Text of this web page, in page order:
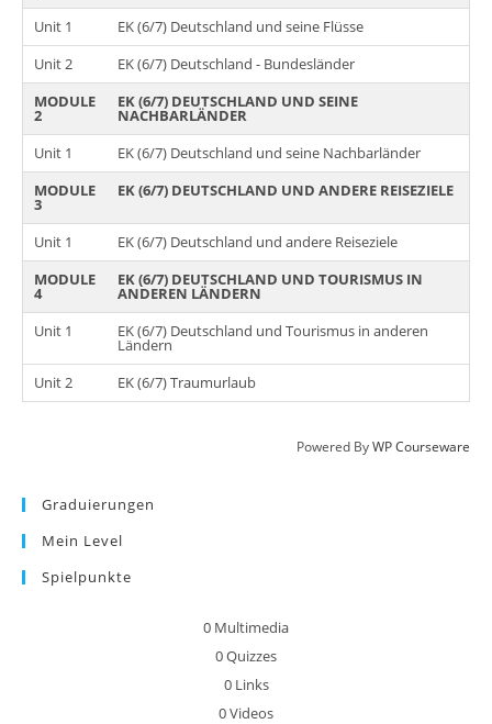
Unit 1
EK (6/7) Deutschland und seine Flüsse
Unit 2
EK (6/7) Deutschland - Bundesländer
MODULE
2
EK (6/7) DEUTSCHLAND UND SEINE
NACHBARLÄNDER
Unit 1
EK (6/7) Deutschland und seine Nachbarländer
MODULE
3
EK (6/7) DEUTSCHLAND UND ANDERE REISEZIELE
Unit 1
EK (6/7) Deutschland und andere Reiseziele
MODULE
4
EK (6/7) DEUTSCHLAND UND TOURISMUS IN
ANDEREN LÄNDERN
Unit 1
EK (6/7) Deutschland und Tourismus in anderen
Ländern
Unit 2
EK (6/7) Traumurlaub
Powered ByWP Courseware
Graduierungen
Mein Level
Spielpunkte
0 Multimedia
0Quizzes
0 Links
0Videos